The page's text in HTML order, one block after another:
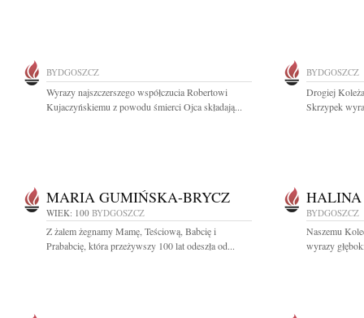
BYDGOSZCZ
Wyrazy najszczerszego współczucia Robertowi
Kujaczyńskiemu z powodu śmierci Ojca składają...
BYDGOSZCZ
Drogiej
Skrzypek
MARIA GUMIŃSKA-BRYCZ
WIEK: 100 BYDGOSZCZ
Z żalem żegnamy Mamę, Teściową, Babcię i
Prababcię, która przeżywszy 100 lat odeszła od...
HALINA
BYDGOSZCZ
Naszemu
wyrazy